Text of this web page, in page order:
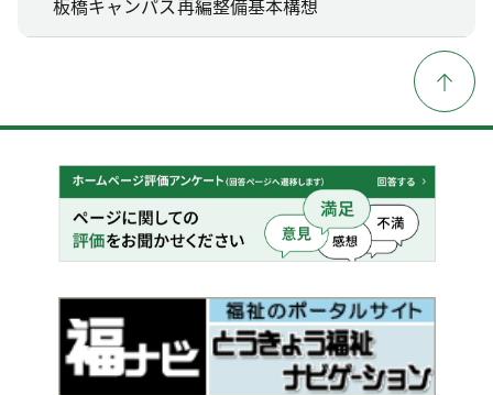
板橋キャンパス再編整備基本構想